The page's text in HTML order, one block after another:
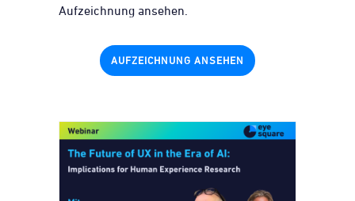
Aufzeichnung ansehen.
AUFZEICHNUNG ANSEHEN